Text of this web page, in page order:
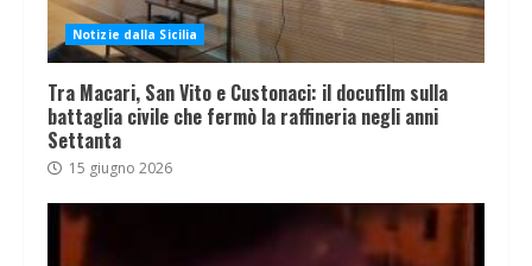
Notizie dalla Sicilia
Tra Macari, San Vito e Custonaci: il docufilm sulla
battaglia civile che fermò la raffineria negli anni
Settanta
15 giugno 2026